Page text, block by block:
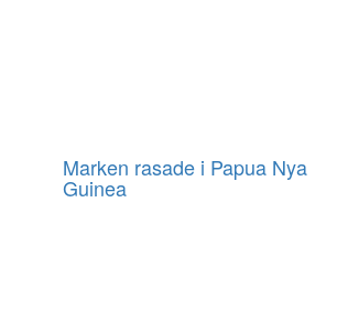
Marken rasade i Papua Nya
Guinea